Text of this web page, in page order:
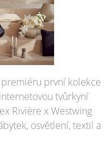
premiéru první kolekce
tvůrkyní
Rivière x Westwing
osvětlení, textil a